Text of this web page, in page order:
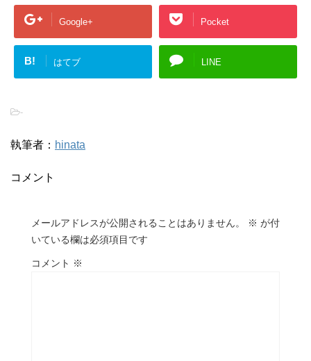
Google+ Pocket
B! はてブ LINE
-
執筆者： hinata
コメント
メールアドレスが公開されることはありません。 ※ が付
いている欄は必須項目です
コメント ※